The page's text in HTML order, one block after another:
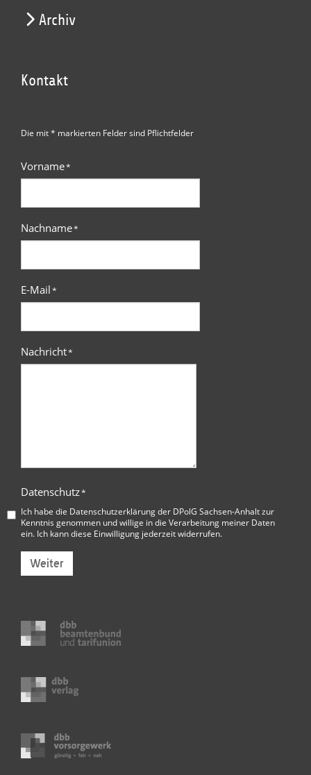
Archiv
Kontakt
Die mit * markierten Felder sind Pflichtfelder
Vorname*
Nachname*
E-Mail*
Nachricht*
Datenschutz*
Ich habe die Datenschutzerklärung der DPolG Sachsen-Anhaltzur
Kenntnis genommen und willige in die Verarbeitung meiner Daten
ein. Ich kann diese Einwilligung jederzeit widerrufen.
Weiter